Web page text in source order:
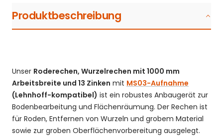
Produktbeschreibung
Unser Roderechen, Wurzelrechen mit 1000 mm
Arbeitsbreite und 13 Zinken mit MS03-Aufnahme
(Lehnhoff-kompatibel) ist ein robustes Anbaugerät zur
Bodenbearbeitung und Flächenräumung. Der Rechen ist
für Roden, Entfernen von Wurzeln und grobem Material
sowie zur groben Oberflächenvorbereitung ausgelegt.